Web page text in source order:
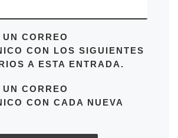
CORREO
CON LOS SIGUIENTES
A ESTA ENTRADA.
CORREO
CON CADA NUEVA